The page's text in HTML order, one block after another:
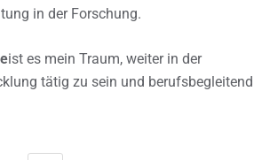
in der Forschung.
ist es mein Traum, weiter in der
tätig zu sein und berufsbegleitend